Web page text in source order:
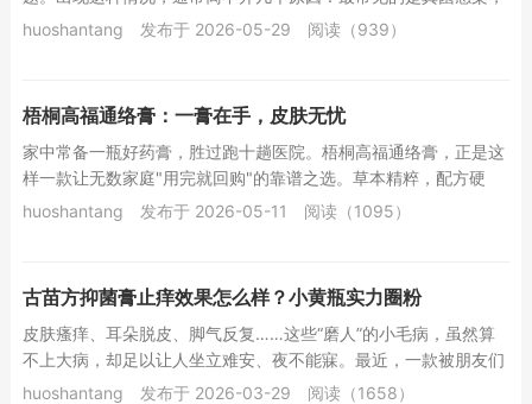
阴囊部位潮湿闷热，特别适合真菌繁殖，感染后会伴...
huoshantang 发布于 2026-05-29 阅读（939）
梧桐高福通络膏：一膏在手，皮肤无忧
家中常备一瓶好药膏，胜过跑十趟医院。梧桐高福通络膏，正是这
样一款让无数家庭"用完就回购"的靠谱之选。草本精粹，配方硬
核。 梧桐高福通络膏汇聚...
huoshantang 发布于 2026-05-11 阅读（1095）
古苗方抑菌膏止痒效果怎么样？小黄瓶实力圈粉
皮肤瘙痒、耳朵脱皮、脚气反复……这些“磨人”的小毛病，虽然算
不上大病，却足以让人坐立难安、夜不能寐。最近，一款被朋友们
亲切称为“小黄瓶”的产品——古苗方抑菌膏，...
huoshantang 发布于 2026-03-29 阅读（1658）